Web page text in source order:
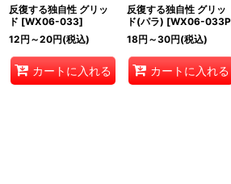
反復する独自性 グリッ
ド [WX06-033]
12円 ～20円(税込)
カートに入れる
反復する独自性 グリッ
ド(パラ) [WX06-033P
18円 ～30円(税込)
カートに入れる